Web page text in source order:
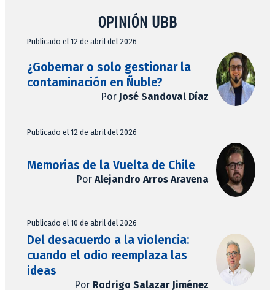
OPINIÓN UBB
Publicado el 12 de abril del 2026
¿Gobernar o solo gestionar la
contaminación en Ñuble?
Por José Sandoval Díaz
Publicado el 12 de abril del 2026
Memorias de la Vuelta de Chile
Por Alejandro Arros Aravena
Publicado el 10 de abril del 2026
Del desacuerdo a la violencia:
cuando el odio reemplaza las
ideas
Por Rodrigo Salazar Jiménez